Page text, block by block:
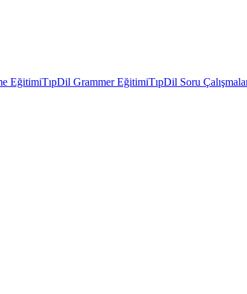
EğitimiTıpDil Grammer EğitimiTıpDil Soru